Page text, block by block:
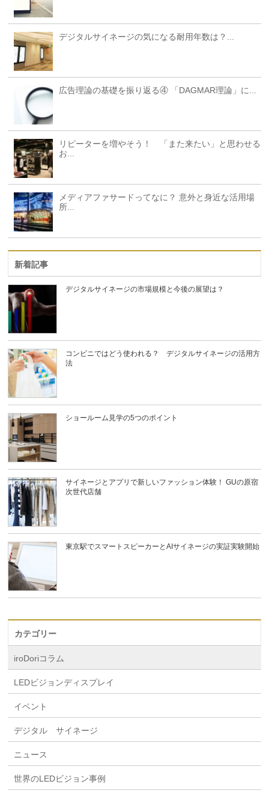
デジタルサイネージの気になる耐用年数は？...
広告理論の基礎を振り返る④ 「DAGMAR理論」に...
リピーターを増やそう！ 「また来たい」と思わせる
お...
メディアファサードってなに？ 意外と身近な活用場
所...
新着記事
デジタルサイネージの市場規模と今後の展望は？
コンビニではどう使われる？ デジタルサイネージの活用方
法
ショールーム見学の5つのポイント
サイネージとアプリで新しいファッション体験！ GUの原宿
次世代店舗
東京駅でスマートスピーカーとAIサイネージの実証実験開始
カテゴリー
iroDoriコラム
LEDビジョンディスプレイ
イベント
デジタル サイネージ
ニュース
世界のLEDビジョン事例